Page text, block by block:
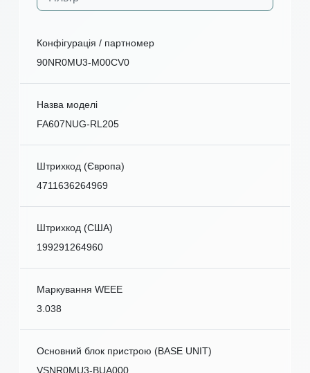
Конфігурація / партномер
90NR0MU3-M00CV0
Назва моделі
FA607NUG-RL205
Штрихкод (Європа)
4711636264969
Штрихкод (США)
199291264960
Маркування WEEE
3.038
Основний блок пристрою (BASE UNIT)
VSNR0MU3-BUA000